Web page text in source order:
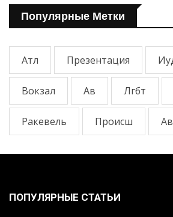
Популярные Метки
Атл Презентация
Вокзал Ав Лгбт
Ракевель Происш
ПОПУЛЯРНЫЕ СТАТЬИ